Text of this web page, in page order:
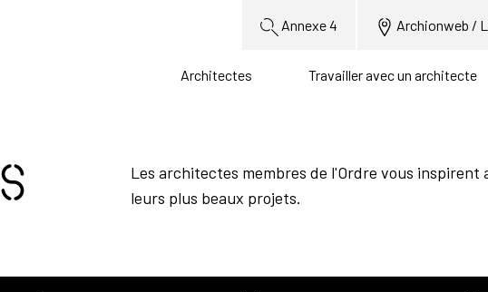
Annexe 4 Archionweb /
Architectes Travailler avec un architecte
Les architectes membres de l'Ordre vous inspirent
leurs plus beaux projets.